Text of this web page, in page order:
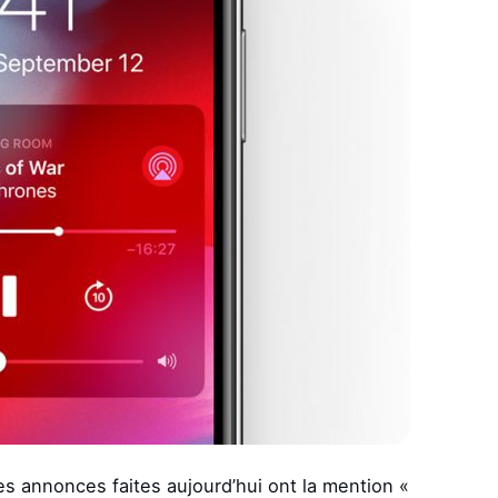
annonces faites aujourd’hui ont la mention «